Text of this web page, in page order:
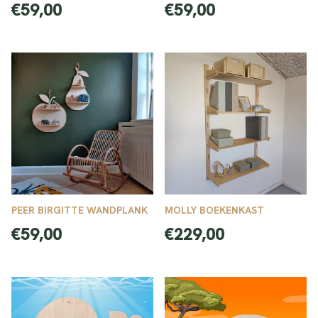
Normale
€59,00
Normale
€59,00
PEER BIRGITTE WANDPLANK
Normale
€59,00
MOLLY BOEKENKAST
Normale
€229,00